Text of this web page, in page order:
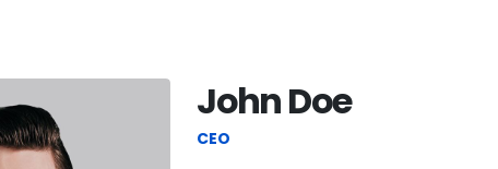
John Doe
CEO